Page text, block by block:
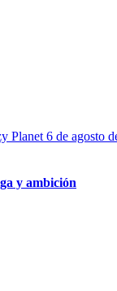
Planet 6 de agosto
y ambición